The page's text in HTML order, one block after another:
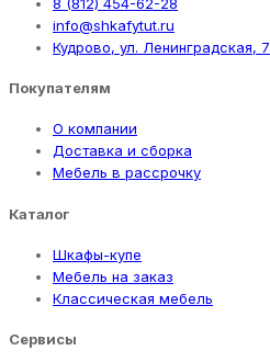
info@shkafytut.ru
Кудрово, ул. Ленинградская, 7
Покупателям
О компании
Доставка и сборка
Мебель в рассрочку
Каталог
Шкафы-купе
Мебель на заказ
Классическая мебель
Сервисы